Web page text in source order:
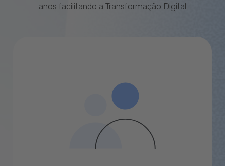
anos facilitando a Transformação Digital